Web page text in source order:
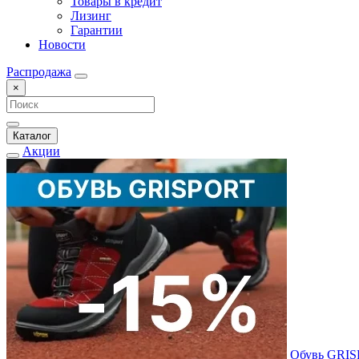
Лизинг
Гарантии
Новости
Распродажа
×
Каталог
Акции
Обувь